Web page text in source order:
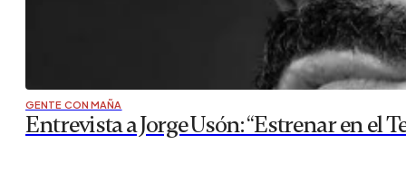
GENTE CON MAÑA
Entrevista a Jorge Usón: “Estrenar en el